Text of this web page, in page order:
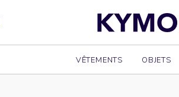
VÊTEMENTS OBJETS